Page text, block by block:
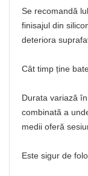
Se recomandă
finisajul din
deteriora
Cât timp ține
Durata variază
combinată a
medii oferă
Este sigur de